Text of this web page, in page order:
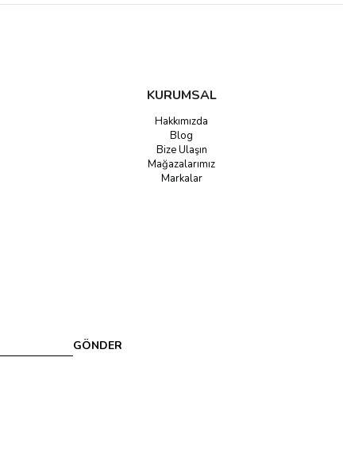
KURUMSAL
Hakkımızda
Blog
Bize Ulaşın
Mağazalarımız
Markalar
GÖNDER